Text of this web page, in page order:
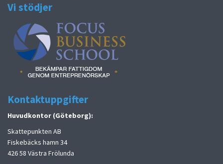
Vi stödjer
Kontaktuppgifter
Huvudkontor (Göteborg):
Skattepunkten AB
Fiskebäcks hamn 34
426 58 Västra Frölunda